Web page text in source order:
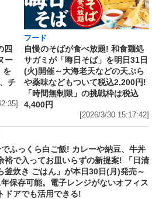
四
ー
を
チ
フード
自慢のそばが食べ放題! 和食麺処
サガミが「晦日そば」を明日31日
(火)開催～大海老天などの天ぷら
や薬味などもついて税込2,200円!
「時間無制限」の挑戦枠は税込
4,400円
[2026/3/30 15:17:42]
ふっくら白ご飯! カレーや納豆、牛丼
裕で入ってお皿いらずの新提案! 「日清
釜炊き ごはん」が本日30日(月)発売～
保存可能。電子レンジがないオフィス
ドアでも活用できる!